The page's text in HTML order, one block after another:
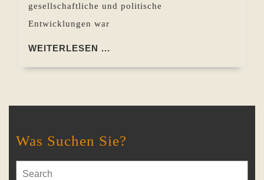
gesellschaftliche und politische
Entwicklungen war
WEITERLESEN ...
Was Suchen Sie?